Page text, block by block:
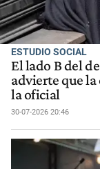
ESTUDIO SOCIAL
El lado B del
advierte que
la oficial
30-07-2026 20:46